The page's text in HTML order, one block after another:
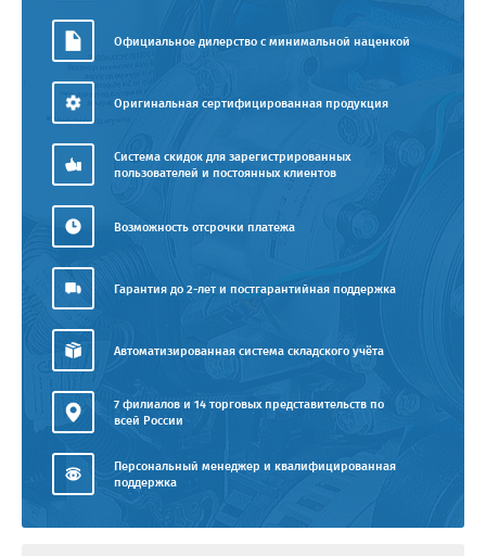
Официальное дилерство с минимальной наценкой
Оригинальная сертифицированная продукция
Система скидок для зарегистрированных
пользователей и постоянных клиентов
Возможность отсрочки платежа
Гарантия до 2-лет и постгарантийная поддержка
Автоматизированная система складского учёта
7 филиалов и 14 торговых представительств по
всей России
Персональный менеджер и квалифицированная
поддержка